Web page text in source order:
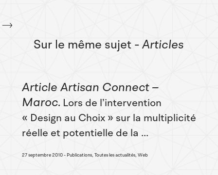
Sur le même sujet - Articles
Article Artisan Connect –
Maroc Lors de l’intervention
« Design au Choix » sur la multiplicité
réelle et potentielle de la ...
27 septembre 2010 Publications, Toutes les actualités, Web